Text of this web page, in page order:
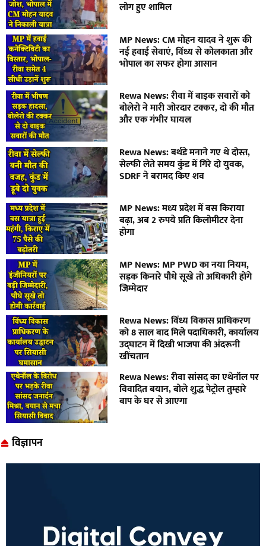
लोग हुए शामिल
MP News: CM मोहन यादव ने शुरू की
नई हवाई सेवाएं, विंध्य से कोलकाता और
भोपाल का सफर होगा आसान
Rewa News: रीवा में बाइक सवारों को
बोलेरो ने मारी जोरदार टक्कर, दो की मौत
और एक गंभीर घायल
Rewa News: बर्थडे मनाने गए थे दोस्त,
सेल्फी लेते समय कुंड में गिरे दो युवक,
SDRF ने बरामद किए शव
MP News: मध्य प्रदेश में बस किराया
बढ़ा, अब 2 रुपये प्रति किलोमीटर देना
होगा
MP News: MP PWD का नया नियम,
सड़क किनारे पौधे सूखे तो अधिकारी होंगे
जिम्मेदार
Rewa News: विंध्य विकास प्राधिकरण
को 8 साल बाद मिले पदाधिकारी, कार्यालय
उद्घाटन में दिखी भाजपा की अंदरूनी
खींचतान
Rewa News: रीवा सांसद का एथेनॉल पर
विवादित बयान, बोले शुद्ध पेट्रोल तुम्हारे
बाप के घर से आएगा
विज्ञापन